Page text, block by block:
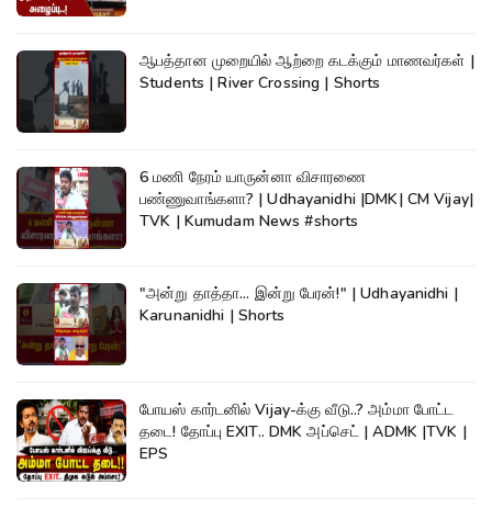
ஆபத்தான முறையில் ஆற்றை கடக்கும் மாணவர்கள் |
Students | River Crossing | Shorts
6 மணி நேரம் யாருன்னா விசாரணை
பண்ணுவாங்களா? | Udhayanidhi |DMK| CM Vijay|
TVK | Kumudam News #shorts
"அன்று தாத்தா... இன்று பேரன்!" | Udhayanidhi |
Karunanidhi | Shorts
போயஸ் கார்டனில் Vijay-க்கு வீடு..? அம்மா போட்ட
தடை! தோப்பு EXIT.. DMK அப்செட் | ADMK |TVK |
EPS